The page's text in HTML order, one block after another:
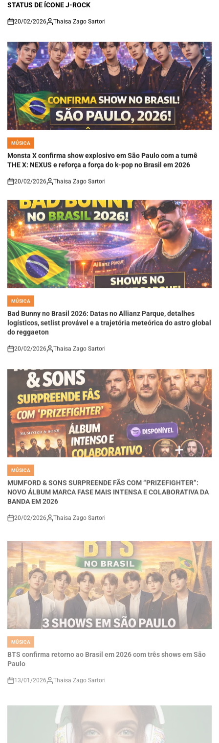
STATUS DE ÍCONE J-ROCK
on
20/02/2026 Thaisa Zago Sartori
POSTED
MÚSICA
Monsta X confirma show explosivo em São Paulo com a turnê
THE X: NEXUS e reforça a força do k-pop no Brasil em 2026
on
INBad Bunny no Brasil 2026: Datas no Allianz Parque, detalhes
logísticos, setlist provável e a trajetória meteórica do astro global
do reggaeton
20/02/2026
POSTED
IN
MÚSICA
MUMFORD & SONS SURPREENDE FÃS COM “PRIZEFIGHTER”:
NOVO ÁLBUM MARCA FASE MAIS INTENSA E COLABORATIVA DA
BANDA EM 2026
on
20/02/2026 Thaisa Zago Sartori
POSTED
IN
BTS confirma retorno ao Brasil em 2026 com três shows em São
Paulo
on
13/01/2026 Thaisa Zago Sartori